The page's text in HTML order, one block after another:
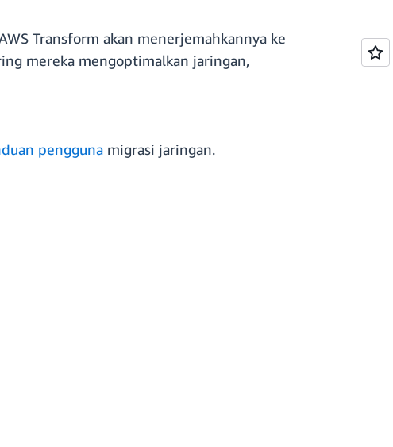
Transform akan menerjemahkannya ke
mereka mengoptimalkan jaringan,
pengguna migrasi jaringan.